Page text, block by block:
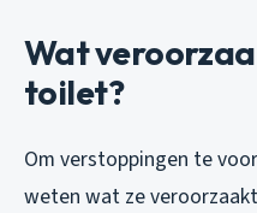
Wat
toilet?
Om verstoppingen te
weten wat ze